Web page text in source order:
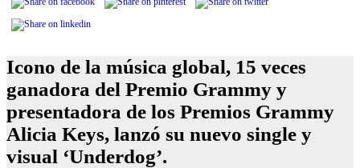
Icono de la música global, 15 veces
ganadora del Premio Grammy y
presentadora de los Premios Grammy
Alicia Keys, lanzó su nuevo single y
visual ‘Underdog’.